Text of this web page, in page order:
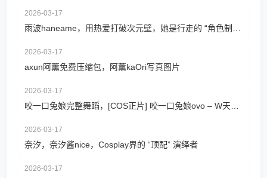
2026-03-17
2026-03-17
axun阿薰免费压缩包，阿薰kaOri写真图片
2026-03-17
2026-03-17
奈汐，奈汐酱nice，Cosplay界的 “顶配” 演绎者
2026-03-17